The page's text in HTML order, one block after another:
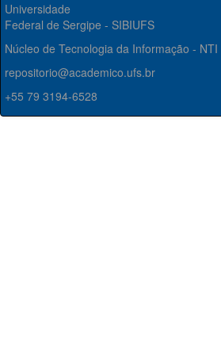
Universidade
Federal de Sergipe - SIBIUFS
Núcleo de Tecnologia da Informação - NTI
repositorio@academico.ufs.br
+55 79 3194-6528